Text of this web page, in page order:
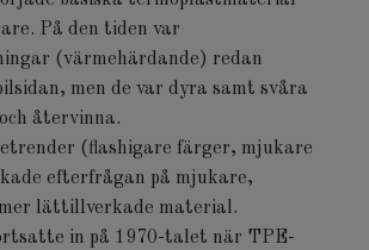
På den tiden var
(värmehärdande) redan
men de var dyra samt svåra
återvinna.
(flashigare färger, mjukare
efterfrågan på mjukare,
lättillverkade material.
in på 1970-talet när TPE-